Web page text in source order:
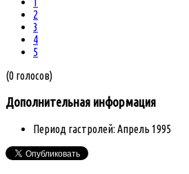
2
3
4
5
(0 голосов)
Дополнительная информация
Период гастролей: Апрель 1995